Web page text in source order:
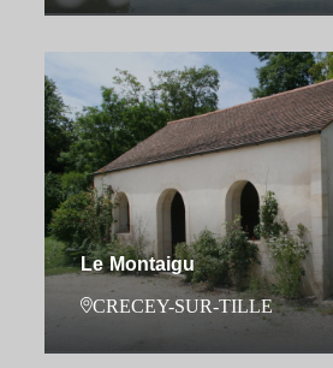
Le Montaigu
CRECEY-SUR-TILLE